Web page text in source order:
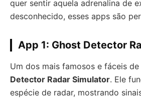
quer sentir aquela adrenalina de
desconhecido, esses apps são
App 1: Ghost Detector
Um dos mais famosos e fáceis de
Detector Radar Simulator. Ele
espécie de radar, mostrando